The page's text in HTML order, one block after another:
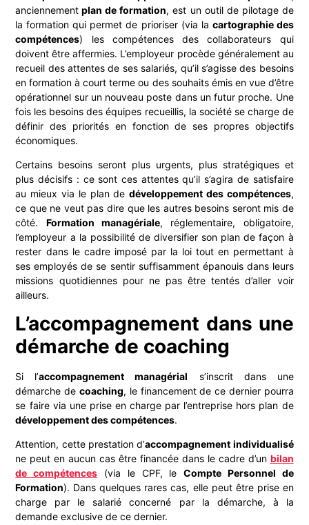
anciennement plan de formation, est un outil de pilotage de
la formation qui permet de prioriser (via la cartographie des
compétences) les compétences des collaborateurs qui
doivent être affermies. L’employeur procède généralement au
recueil des attentes de ses salariés, qu’il s’agisse des besoins
en formation à court terme ou des souhaits émis en vue d’être
opérationnel sur un nouveau poste dans un futur proche. Une
fois les besoins des équipes recueillis, la société se charge de
définir des priorités en fonction de ses propres objectifs
économiques.
Certains besoins seront plus urgents, plus stratégiques et
plus décisifs : ce sont ces attentes qu’il s’agira de satisfaire
au mieux via le plan dedéveloppement des compétences,
ce que ne veut pas dire que les autres besoins seront mis de
côté. Formation managériale, réglementaire, obligatoire,
l’employeur a la possibilité de diversifier son plan de façon à
rester dans le cadre imposé par la loi tout en permettant à
ses employés de se sentir suffisamment épanouis dans leurs
missions quotidiennes pour ne pas être tentés d’aller voir
ailleurs.
L’accompagnement dans une
démarche de coaching
Si l’accompagnement managérial s’inscrit dans une
démarche de coaching, le financement de ce dernier pourra
se faire via une prise en charge par l’entreprise hors plan de
développement des compétences.
Attention, cette prestation d’accompagnement individualisé
ne peut en aucun cas être financée dans le cadre d’un bilan
de compétences (via le CPF, leCompte Personnel de
Formation). Dans quelques rares cas, elle peut être prise en
charge par le salarié concerné par la démarche, à la
demande exclusive de ce dernier.